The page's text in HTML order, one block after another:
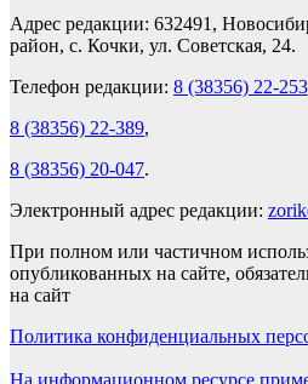
Адрес редакции: 632491,
район, с. Кочки, ул. Советская, 24.
Телефон редакции: 8 (38356) 22-253
8 (38356) 22-389,
8 (38356) 20-047.
Электронный адрес редакции:
При полном или частичном
опубликованных на сайте,
на сайт
Политика конфиденциальных